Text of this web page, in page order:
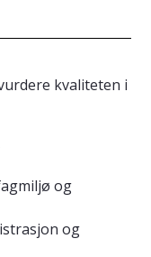
kvaliteten i
og
og